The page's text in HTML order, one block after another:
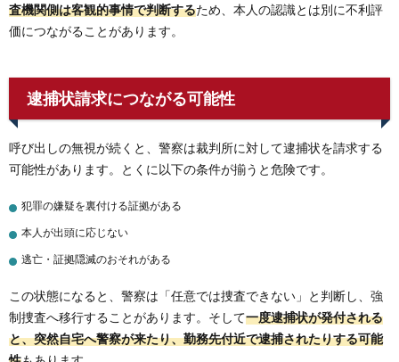
査機関側は客観的事情で判断するため、本人の認識とは別に不利評
価につながることがあります。
逮捕状請求につながる可能性
呼び出しの無視が続くと、警察は裁判所に対して逮捕状を請求する
可能性があります。とくに以下の条件が揃うと危険です。
犯罪の嫌疑を裏付ける証拠がある
本人が出頭に応じない
逃亡・証拠隠滅のおそれがある
この状態になると、警察は「任意では捜査できない」と判断し、強
制捜査へ移行することがあります。そして一度逮捕状が発付される
と、突然自宅へ警察が来たり、勤務先付近で逮捕されたりする可能